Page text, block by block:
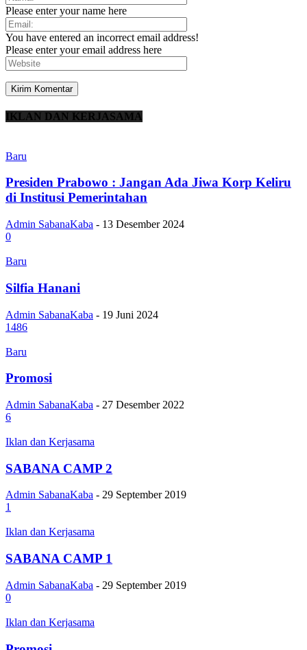
Please enter your name here
You have entered an incorrect email address!
Please enter your email address here
IKLAN DAN KERJASAMA
Baru
Presiden Prabowo : Jangan Ada Jiwa Korp Keliru
di Institusi Pemerintahan
Admin SabanaKaba - 13 Desember 2024
0
Baru
Silfia Hanani
Admin SabanaKaba - 19 Juni 2024
1486
Baru
Promosi
Admin SabanaKaba - 27 Desember 2022
6
Iklan dan Kerjasama
SABANA CAMP 2
Admin SabanaKaba - 29 September 2019
1
Iklan dan Kerjasama
SABANA CAMP 1
Admin SabanaKaba - 29 September 2019
0
Iklan dan Kerjasama